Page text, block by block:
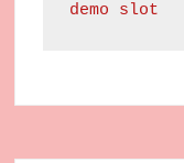
demo slot